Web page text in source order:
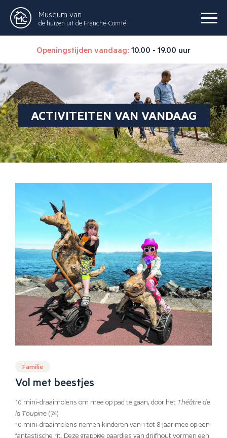
Museum van
de huizen uit de Franche-Comté
Openingstijden vandaag: 10.00 - 19.00 uur
ACTIVITEITEN VAN VANDAAG
Familie
Vol met beestjes
10 mini-draaimolens om mee op pad te gaan, door het Théâtre de
la Toupine (74)
10 mini-draaimolens nemen kinderen van 1 tot 8 jaar mee op een
fantastische rit. Deze grappige paardjes van drijfhout vormen een